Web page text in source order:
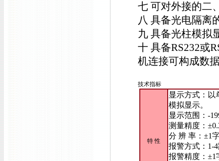
七 可对外接的二
八 具备光电隔离
九 具备光柱模拟
十 具备RS232或
机连接可构成数
技术指标
特 性
显示方式：以
模拟显示。
显示范围：-
测量精度：
分 辨 率：±1
报警方式：1-
报警精度：±1